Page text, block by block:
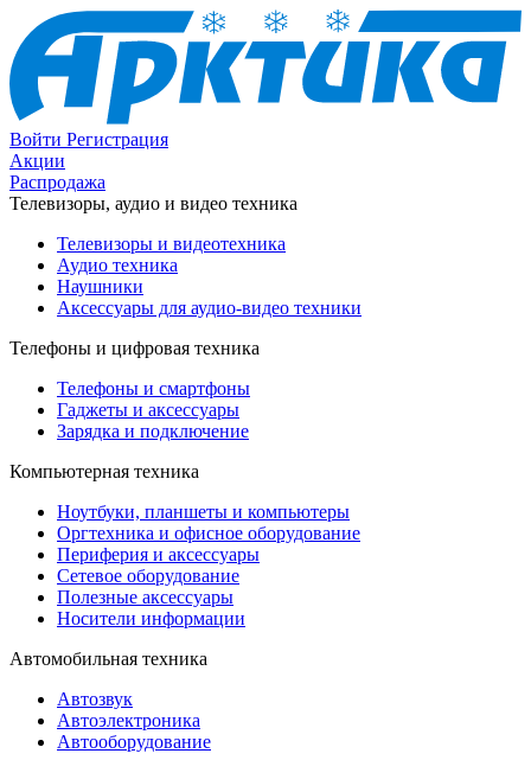
Войти Регистрация
Акции
Распродажа
Телевизоры, аудио и видео техника
Телевизоры и видеотехника
Аудио техника
Наушники
Аксессуары для аудио-видео техники
Телефоны и цифровая техника
Телефоны и смартфоны
Гаджеты и аксессуары
Зарядка и подключение
Компьютерная техника
Ноутбуки, планшеты и компьютеры
Оргтехника и офисное оборудование
Периферия и аксессуары
Cетевое оборудование
Полезные аксессуары
Носители информации
Автомобильная техника
Автозвук
Автоэлектроника
Автооборудование